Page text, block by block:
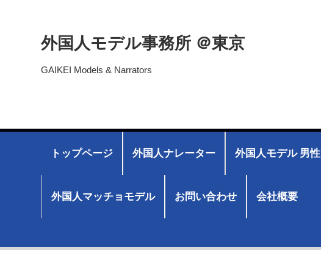
外国人モデル事務所 ＠東京
GAIKEI Models & Narrators
トップページ 外国人ナレーター 外国人モデル 男性
外国人マッチョモデル お問い合わせ 会社概要